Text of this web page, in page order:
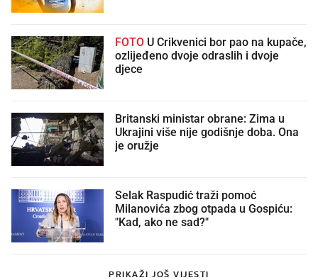
FOTO
ozlijeđeno dvoje odraslih i dvoje
djece
Britanski ministar obrane: Zima u
Ukrajini više nije godišnje doba. Ona
je oružje
Selak Raspudić traži pomoć
Milanovića zbog otpada u Gospiću:
"Kad, ako ne sad?"
PRIKAŽI JOŠ VIJESTI